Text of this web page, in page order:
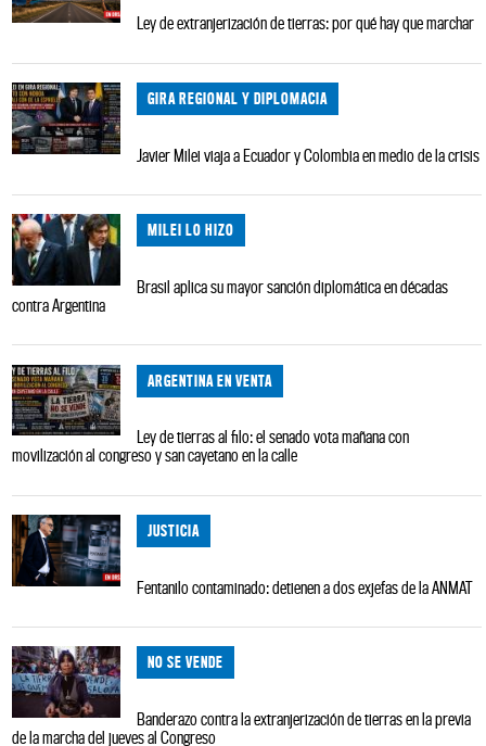
Ley de extranjerización de tierras: por qué hay que marchar
GIRA REGIONAL Y DIPLOMACIA
Javier Milei viaja a Ecuador y Colombia en medio de la crisis
MILEI LO HIZO
Brasil aplica su mayor sanción diplomática en décadas
contra Argentina
ARGENTINA EN VENTA
Ley de tierras al filo: el senado vota mañana con
movilización al congreso y san cayetano en la calle
JUSTICIA
Fentanilo contaminado: detienen a dos exjefas de la ANMAT
NO SE VENDE
Banderazo contra la extranjerización de tierras en la previa
de la marcha del jueves al Congreso